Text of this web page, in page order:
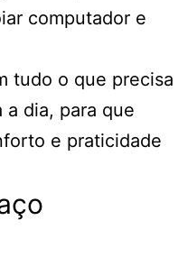
computador e
tudo o que precisa
dia, para que
e praticidade